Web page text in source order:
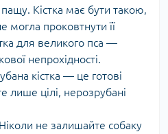
Кістка має бути такою,
могла проковтнути її
для великого пса —
непрохідності.
кістка — це готові
лише цілі, нерозрубані
не залишайте собаку